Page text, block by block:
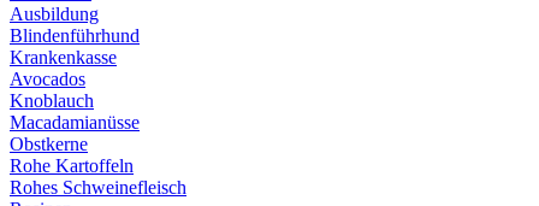
Ausbildung
Blindenführhund
Krankenkasse
Avocados
Knoblauch
Macadamianüsse
Obstkerne
Rohe Kartoffeln
Rohes Schweinefleisch